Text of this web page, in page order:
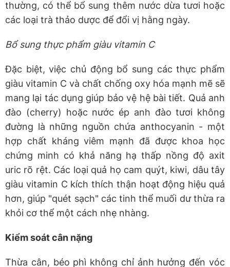
thường, có thể bổ sung thêm nước dừa tươi hoặc
các loại trà thảo dược để đổi vị hằng ngày.
Bổ sung thực phẩm giàu vitamin C
Đặc biệt, việc chủ động bổ sung các thực phẩm
giàu vitamin C và chất chống oxy hóa mạnh mẽ sẽ
mang lại tác dụng giúp bảo vệ hệ bài tiết. Quả anh
đào (cherry) hoặc nước ép anh đào tươi không
đường là những nguồn chứa anthocyanin - một
hợp chất kháng viêm mạnh đã được khoa học
chứng minh có khả năng hạ thấp nồng độ axit
uric rõ rệt. Các loại quả họ cam quýt, kiwi, dâu tây
giàu vitamin C kích thích thận hoạt động hiệu quả
hơn, giúp "quét sạch" các tinh thể muối dư thừa ra
khỏi cơ thể một cách nhẹ nhàng.
Kiểm soát cân nặng
Thừa cân, béo phì không chỉ ảnh hưởng đến vóc